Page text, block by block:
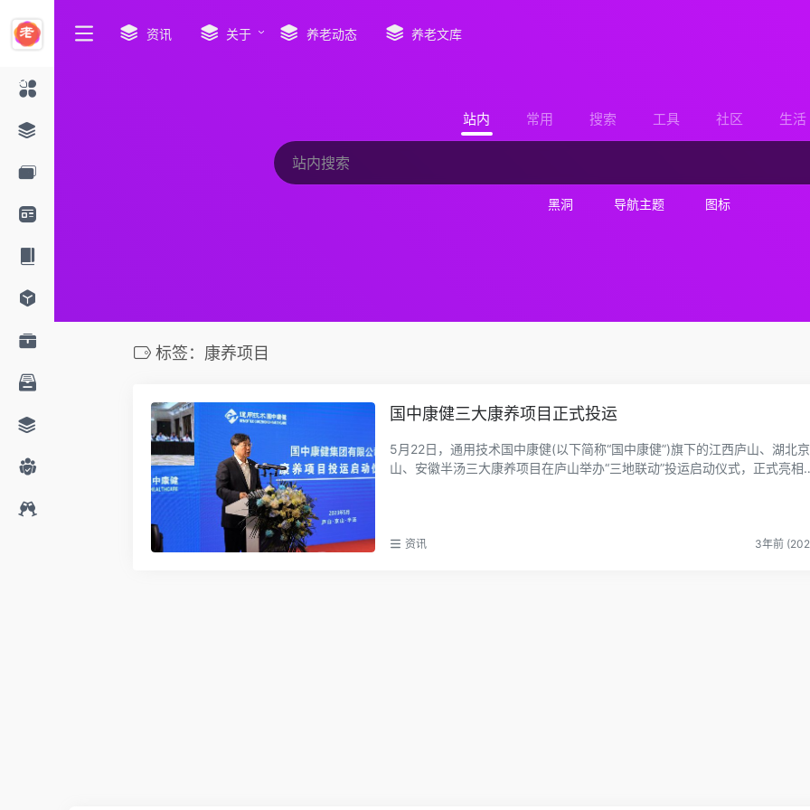
资讯 关于 养老动态 养老文库
站内 常用 搜索 工具 社区 生活
黑洞 导航主题 图标
标签：康养项目
国中康健三大康养项目正式投运
5月22日，通用技术国中康健(以下简称“国中康健”)旗下的江西庐山、湖北京
山、安徽半汤三大康养项目在庐山举办“三地联动”投运启动仪式，正式亮相
资讯 3年前